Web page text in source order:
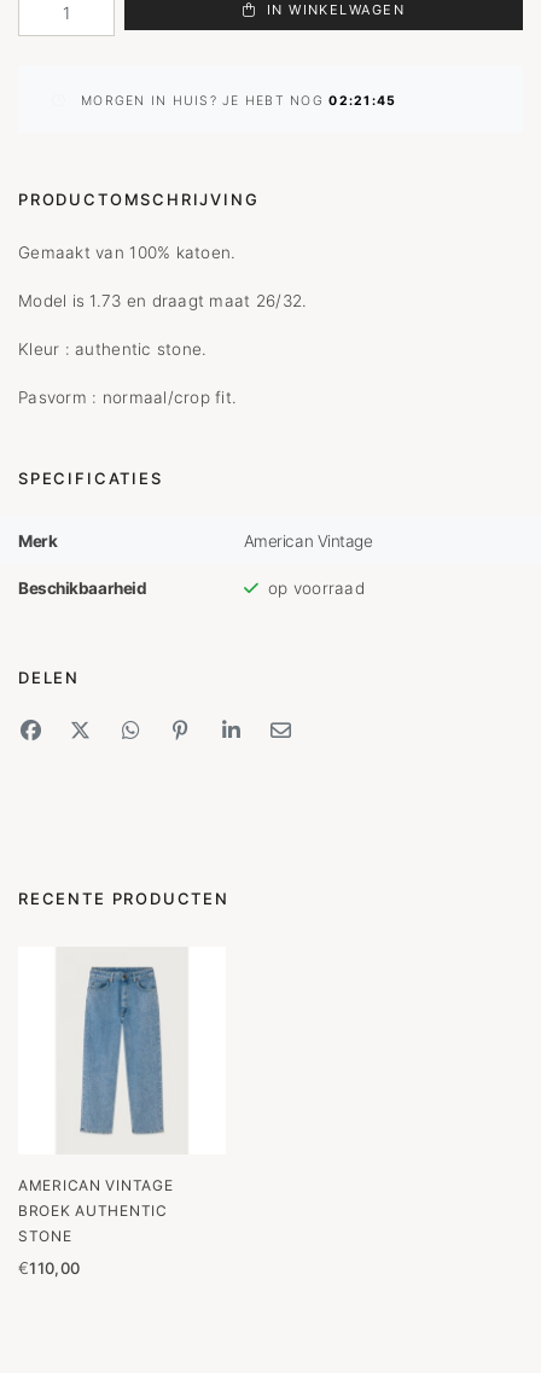
IN WINKELWAGEN
MORGEN IN HUIS? JE HEBT NOG02:21:45
PRODUCTOMSCHRIJVING
Gemaakt van 100% katoen.
Model is 1.73 en draagt maat 26/32.
Kleur : authentic stone.
Pasvorm : normaal/crop fit.
SPECIFICATIES
Merk American Vintage
Beschikbaarheid op voorraad
DELEN
RECENTE PRODUCTEN
AMERICAN VINTAGE
BROEK AUTHENTIC
STONE
€110,00